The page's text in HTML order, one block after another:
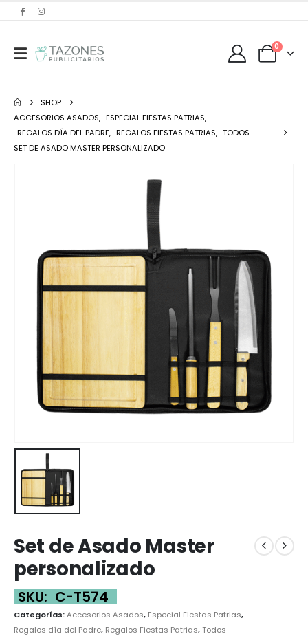
0
SHOP
ACCESORIOS ASADOS, ESPECIAL FIESTAS PATRIAS,
REGALOS DÍA DEL PADRE, REGALOS FIESTAS PATRIAS, TODOS
SET DE ASADO MASTER PERSONALIZADO
Set de Asado Master
personalizado
SKU: C-T574
Categorías:Accesorios Asados, Especial Fiestas Patrias,
Regalos día del Padre, Regalos Fiestas Patrias,Todos